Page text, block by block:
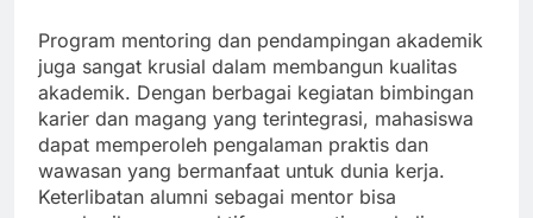
Program mentoring dan pendampingan akademik
juga sangat krusial dalam membangun kualitas
akademik. Dengan berbagai kegiatan bimbingan
karier dan magang yang terintegrasi, mahasiswa
dapat memperoleh pengalaman praktis dan
wawasan yang bermanfaat untuk dunia kerja.
Keterlibatan alumni sebagai mentor bisa